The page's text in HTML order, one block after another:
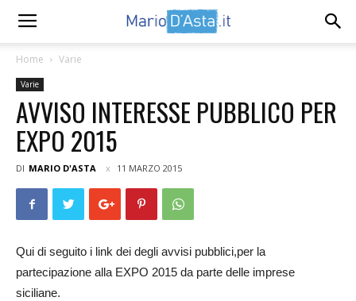
Home Varie
Varie
AVVISO INTERESSE PUBBLICO PER
EXPO 2015
DI MARIO D'ASTA 11 MARZO 2015
Qui di seguito i link dei degli avvisi pubblici,per la
partecipazione alla EXPO 2015 da parte delle imprese
siciliane.